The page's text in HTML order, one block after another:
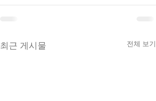
최근 게시물 전체 보기